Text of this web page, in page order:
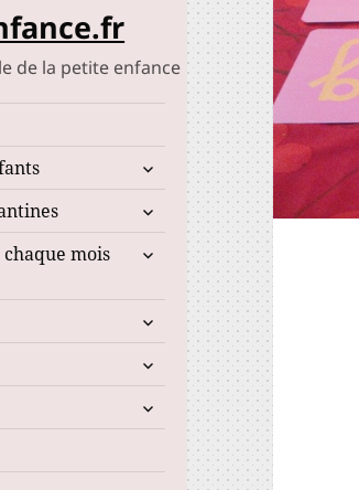
de la petite enfance
ouvrir
le
sous-
menu
ouvrir
le
sous-
mois
ouvrir
sous-
menu
ouvrir
le
sous-
menu
ouvrir
le
sous-
menu
ouvrir
le
menu